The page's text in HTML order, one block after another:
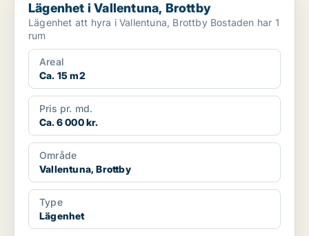
Lägenhet i Vallentuna, Brottby
Lägenhet att hyra i Vallentuna, Brottby Bostaden har 1
rum
Areal
Ca. 15 m2
Pris pr. md.
Ca. 6 000 kr.
Område
Vallentuna, Brottby
Type
Lägenhet